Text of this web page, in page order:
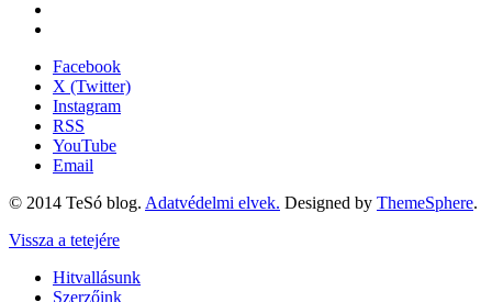
Facebook
X (Twitter)
Instagram
RSS
YouTube
Email
© 2014 TeSó blog. Adatvédelmi elvek. Designed by ThemeSphere.
Vissza a tetejére
Hitvallásunk
Szerzőink